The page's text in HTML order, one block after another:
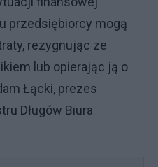
przedsiębiorcy mogą
rezygnując ze
lub opierając ją o
Łącki, prezes
Długów Biura